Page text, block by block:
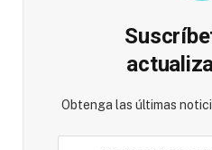
Obtenga las últimas